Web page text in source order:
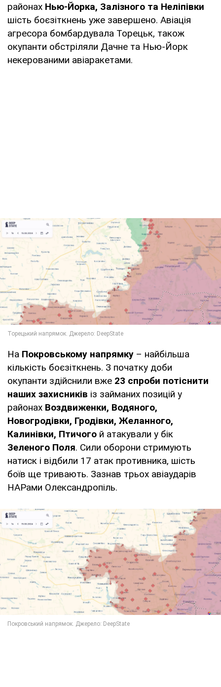
районах Нью-Йорка, Залізного та Неліпівки
шість боєзіткнень уже завершено. Авіація
агресора бомбардувала Торецьк, також
окупанти обстріляли Дачне та Нью-Йорк
некерованими авіаракетами.
На Покровському напрямку – найбільша
кількість боєзіткнень. З початку доби
окупанти здійснили вже 23 спроби потіснити
наших захисників із займаних позицій у
районах Воздвиженки, Водяного,
Новогродівки, Гродівки, Желанного,
Калинівки, Птичого й атакували у бік
Зеленого Поля. Сили оборони стримують
натиск і відбили 17 атак противника, шість
боїв ще тривають. Зазнав трьох авіаударів
НАРами Олександропіль.